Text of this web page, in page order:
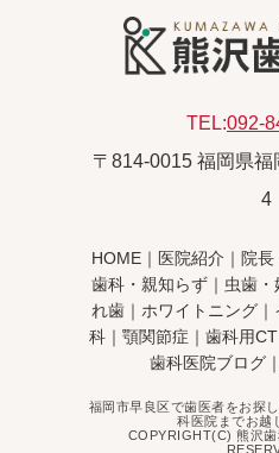
TEL:092-
〒814-0015 福岡県
4
HOME ｜ 医院紹介 ｜ 院
歯科・親知らず ｜ 虫歯・
れ歯 ｜ ホワイトニング ｜
科｜ 顎関節症 ｜ 歯科用CT
歯科医院ブログ ｜
福岡市早良区で歯医者をお探
科医院までお越
COPYRIGHT(C) 熊沢